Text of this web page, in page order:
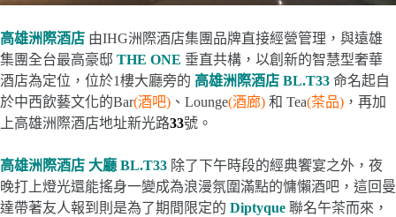
高雄洲際酒店 由IHG洲際酒店集團品牌直接經營管理，與遠雄
集團全台最高豪邸 THE ONE 垂直共構，以創新的智慧型奢華
酒店為定位，位於1樓大廳旁的 高雄洲際酒店 BL.T33 命名起自
於中西飲藝文化的Bar(酒吧) 、Lounge(酒廊) 和 Tea(茶品) ，再加
上高雄洲際酒店地址新光路33號。
高雄洲際酒店 大廳 BL.T33 除了下午時段的經典饗宴之外，夜
晚打上燈光還能搖身一變成為浪漫氛圍滿點的慵懶酒吧，這回曼
達帶著友人報到則是為了期間限定的 Diptyque 聯名午茶而來，